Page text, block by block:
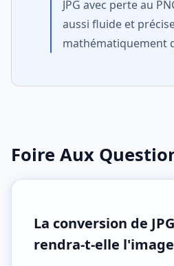
JPG avec perte au
aussi fluide et
mathématiquement
Foire Aux
La conversion de
rendra-t-elle